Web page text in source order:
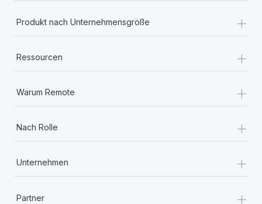
Produkt nach Unternehmensgröße +
Ressourcen +
Warum Remote +
Nach Rolle +
Unternehmen +
Partner +